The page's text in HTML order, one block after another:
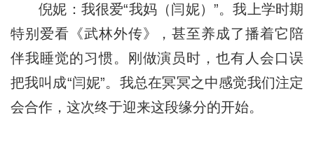
倪妮：我很爱“我妈（闫妮）”。我上学时期
特别爱看《武林外传》，甚至养成了播着它陪
伴我睡觉的习惯。刚做演员时，也有人会口误
把我叫成“闫妮”。我总在冥冥之中感觉我们注定
会合作，这次终于迎来这段缘分的开始。